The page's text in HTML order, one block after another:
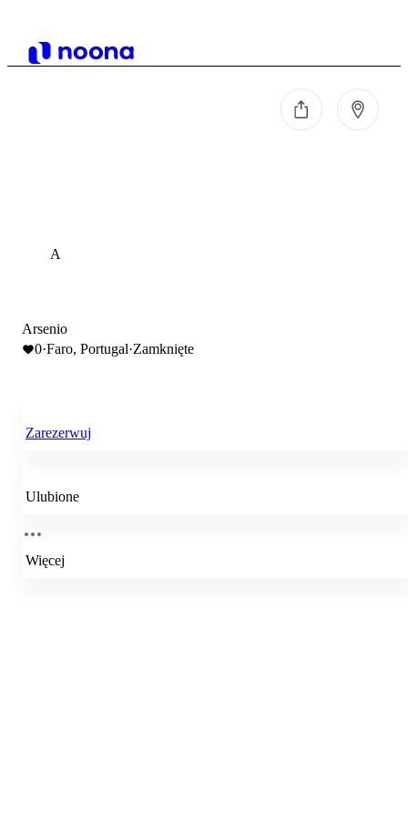
A
Arsenio
0·Faro, Portugal·Zamknięte
Zarezerwuj
Ulubione
Więcej